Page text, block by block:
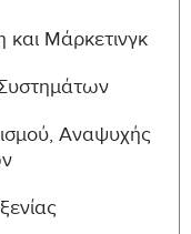
3
6
και Μάρκετινγκ
Αναψυχής